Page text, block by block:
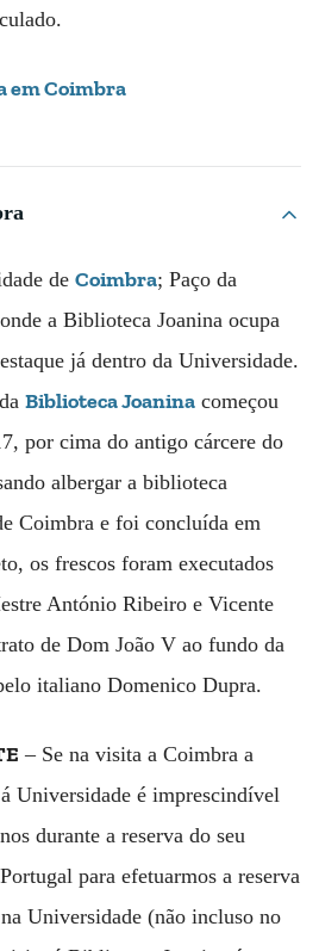
em Coimbra
de Coimbra; Paço da
a Biblioteca Joanina ocupa
já dentro da Universidade.
Biblioteca Joanina começou
por cima do antigo cárcere do
albergar a biblioteca
Coimbra e foi concluída em
os frescos foram executados
António Ribeiro e Vicente
de Dom João V ao fundo da
italiano Domenico Dupra.
– Se na visita a Coimbra a
Universidade é imprescindível
durante a reserva do seu
para efetuarmos a reserva
Universidade (não incluso no